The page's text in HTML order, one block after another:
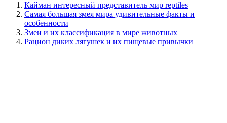
Кайман интересный представитель мир reptiles
Самая большая змея мира удивительные факты и
особенности
Змеи и их классификация в мире животных
Рацион диких лягушек и их пищевые привычки